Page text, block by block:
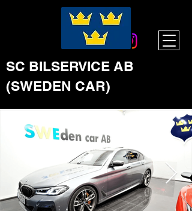
SC BILSERVICE AB
(SWEDEN CAR)